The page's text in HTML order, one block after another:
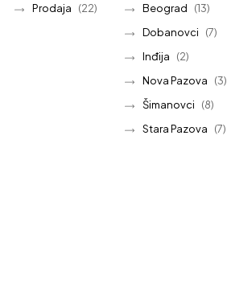
Prodaja
(22)
Beograd
(13)
Dobanovci
(7)
Inđija
(2)
Nova Pazova
(3)
Šimanovci
(8)
Stara Pazova
(7)